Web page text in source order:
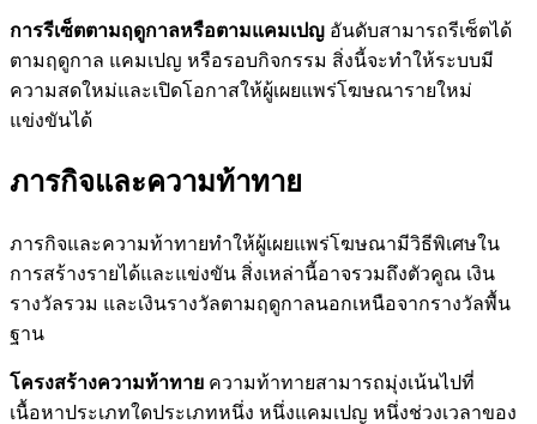
การรีเซ็ตตามฤดูกาลหรือตามแคมเปญ อันดับสามารถรีเซ็ตได้
ตามฤดูกาล แคมเปญ หรือรอบกิจกรรม สิ่งนี้จะทำให้ระบบมี
ความสดใหม่และเปิดโอกาสให้ผู้เผยแพร่โฆษณารายใหม่
แข่งขันได้
ภารกิจและความท้าทาย
ภารกิจและความท้าทายทำให้ผู้เผยแพร่โฆษณามีวิธีพิเศษใน
การสร้างรายได้และแข่งขัน สิ่งเหล่านี้อาจรวมถึงตัวคูณ เงิน
รางวัลรวม และเงินรางวัลตามฤดูกาลนอกเหนือจากรางวัลพื้น
ฐาน
โครงสร้างความท้าทาย ความท้าทายสามารถมุ่งเน้นไปที่
เนื้อหาประเภทใดประเภทหนึ่ง หนึ่งแคมเปญ หนึ่งช่วงเวลาของ